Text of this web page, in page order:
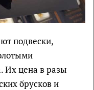
подвески,
Их цена в разы
брусков и